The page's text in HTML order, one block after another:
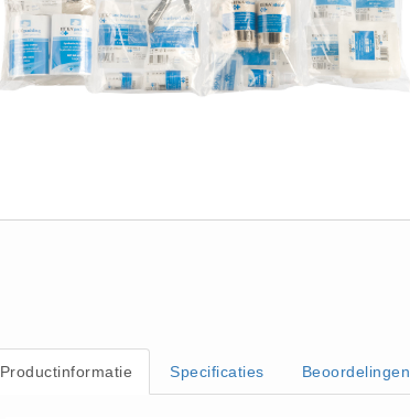
Productinformatie Specificaties Beoordelingen